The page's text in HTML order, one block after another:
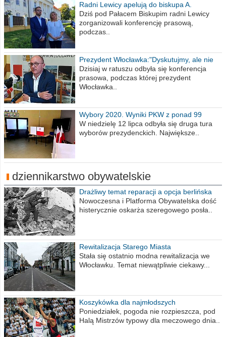
Radni Lewicy apelują do biskupa A.
Wiesława Meringa
Dziś pod Pałacem Biskupim radni Lewicy
zorganizowali konferencję prasową,
podczas..
Prezydent Włocławka:"Dyskutujmy, ale nie
obrażajmy się”
Dzisiaj w ratuszu odbyła się konferencja
prasowa, podczas której prezydent
Włocławka..
Wybory 2020. Wyniki PKW z ponad 99
procent obwodów
W niedzielę 12 lipca odbyła się druga tura
wyborów prezydenckich. Największe..
dziennikarstwo obywatelskie
Drażliwy temat reparacji a opcja berlińska
Nowoczesna i Platforma Obywatelska dość
histerycznie oskarża szeregowego posła..
Rewitalizacja Starego Miasta
Stała się ostatnio modna rewitalizacja we
Włocławku. Temat niewątpliwie ciekawy...
Koszykówka dla najmłodszych
Poniedziałek, pogoda nie rozpieszcza, pod
Halą Mistrzów typowy dla meczowego dnia..